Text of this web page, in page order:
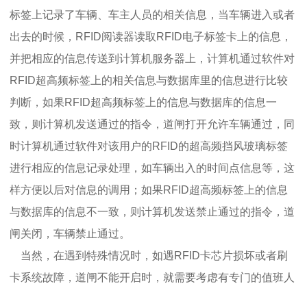
标签上记录了车辆、车主人员的相关信息，当车辆进入或者
出去的时候，RFID阅读器读取RFID电子标签卡上的信息，
并把相应的信息传送到计算机服务器上，计算机通过软件对
RFID超高频标签上的相关信息与数据库里的信息进行比较
判断，如果RFID超高频标签上的信息与数据库的信息一
致，则计算机发送通过的指令，道闸打开允许车辆通过，同
时计算机通过软件对该用户的RFID的超高频挡风玻璃标签
进行相应的信息记录处理，如车辆出入的时间点信息等，这
样方便以后对信息的调用；如果RFID超高频标签上的信息
与数据库的信息不一致，则计算机发送禁止通过的指令，道
闸关闭，车辆禁止通过。
当然，在遇到特殊情况时，如遇RFID卡芯片损坏或者刷
卡系统故障，道闸不能开启时，就需要考虑有专门的值班人